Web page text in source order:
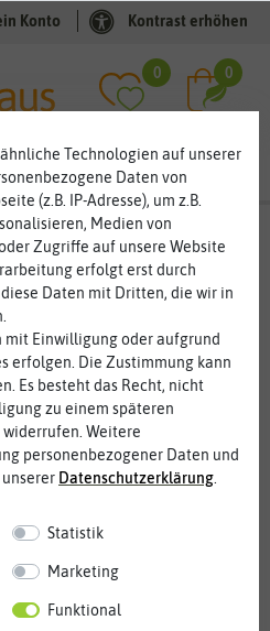
Konto Kontrast erhöhen
0 0
viel Aroma
Gewürzkräutern. Besonders die
ohne Oregano aus. Selbst in
der Oregano problemlos, wenn
hat das Gewürzkraut
im Blumenkasten auf dem
Die Blüten des Krautes sind
Hummeln und viele andere
Technologien auf unserer
Daten von
(z.B. IP-Adresse), um z.B.
Medien von
Zugriffe auf unsere Website
erfolgt erst durch
Daten mit Dritten, die wir in
Einwilligung oder aufgrund
erfolgen. Die Zustimmung kann
Es besteht das Recht, nicht
zu einem späteren
Weitere
personenbezogener Daten und
Daten­schutz­erklärung
Statistik
Marketing
Funktional